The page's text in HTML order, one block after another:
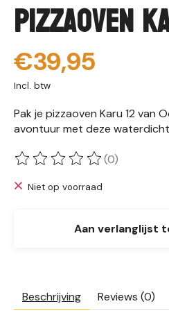
pizzaoven
€39,95
Incl. btw
Pak je pizzaoven Karu 12 van
avontuur met deze
De beoordeling van dit
(0)
Niet op voorraad
Aan verlanglijst
Beschrijving Reviews (0)